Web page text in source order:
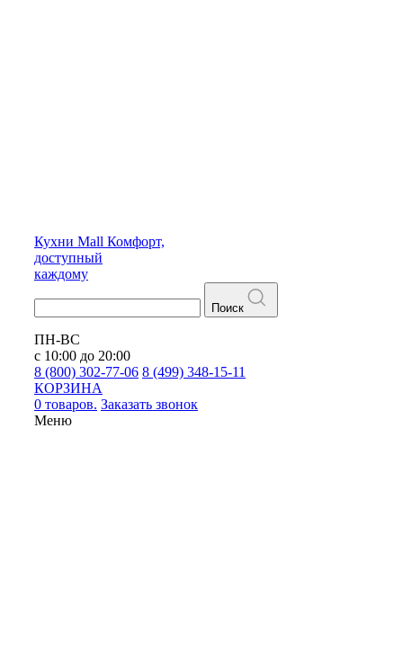
Кухни Mall Комфорт,
доступный
каждому
Поиск
ПН-ВС
с 10:00 до 20:00
8 (800) 302-77-06 8 (499) 348-15-11
КОРЗИНА
0 товаров. Заказать звонок
Меню